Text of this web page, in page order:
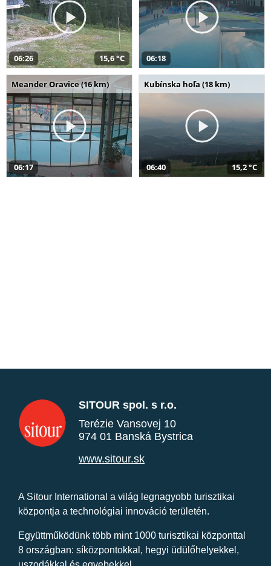
06:26 15,6 °C 06:18
Meander Oravice (16 km)
06:17
Kubínska hoľa (18 km)
06:40 15,2 °C
SITOUR spol. s r.o.
Terézie Vansovej 10
974 01 Banská Bystrica
www.sitour.sk
A Sitour International a világ legnagyobb turisztikai
központja a technológiai innováció területén.
Együttműködünk több mint 1000 turisztikai központtal
8 országban: síközpontokkal, hegyi üdülőhelyekkel,